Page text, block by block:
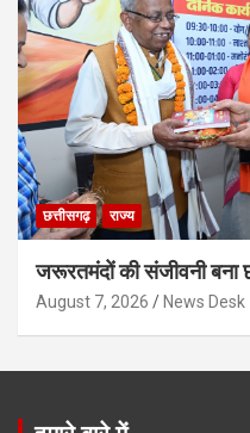
छत्तीसगढ़ राज्य
जरूरतमंदों की संजीवनी बना
August 7, 2026 News Desk